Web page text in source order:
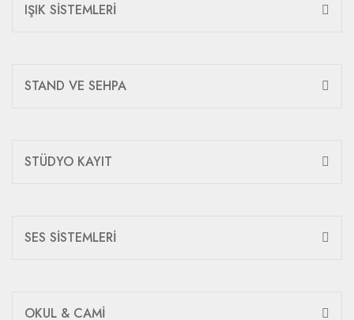
IŞIK SİSTEMLERİ
STAND VE SEHPA
STÜDYO KAYIT
SES SİSTEMLERİ
OKUL & CAMİ